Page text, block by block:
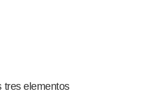
tres elementos